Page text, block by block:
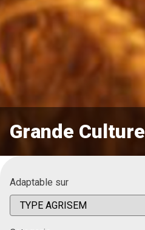
Grande Culture
Adaptable sur